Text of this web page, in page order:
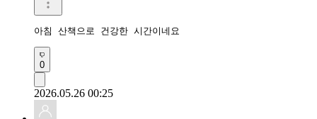
아침 산책으로 건강한 시간이네요
0
2026.05.26 00:25